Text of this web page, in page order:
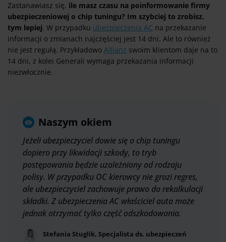
Zastanawiasz się, ile masz czasu na poinformowanie firmy
ubezpieczeniowej o chip tuningu? Im szybciej to zrobisz,
tym lepiej. W przypadku ubezpieczenia AC na przekazanie
informacji o zmianach najczęściej jest 14 dni. Ale to również
nie jest regułą. Przykładowo Allianz swoim klientom daje na to
14 dni, z kolei Generali wymaga przekazania informacji
niezwłocznie.
Naszym okiem
Jeżeli ubezpieczyciel dowie się o chip tuningu
dopiero przy likwidacji szkody, to tryb
postępowania będzie uzależniony od rodzaju
polisy. W przypadku OC kierowcy nie grozi regres,
ale ubezpieczyciel zachowuje prawo do rekalkulacji
składki. Z ubezpieczenia AC właściciel auta może
jednak otrzymać tylko część odszkodowania.
Stefania Stuglik, Specjalista ds. ubezpieczeń